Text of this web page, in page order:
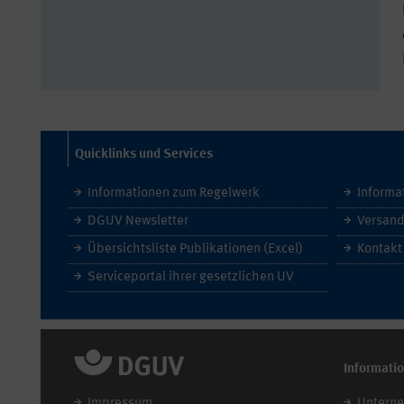
Quicklinks und Services
Informationen zum Regelwerk
DGUV Newsletter
Übersichtsliste Publikationen (Excel)
Serviceportal ihrer gesetzlichen UV
Kontakt